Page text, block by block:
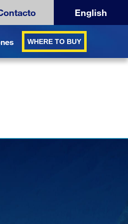
English
WHERE TO BUY